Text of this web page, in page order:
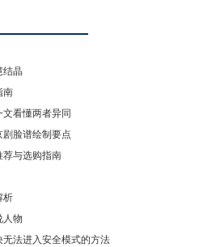
结晶
南
看懂两者异同
脸谱绘制要点
荐与选购指南
析
人物
法进入安全模式的方法